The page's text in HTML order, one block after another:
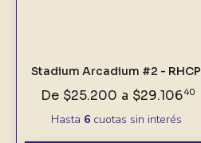
Stadium Arcadium #2 - RHCP
De $25.200 a $29.10640
Hasta 6cuotas sin interés